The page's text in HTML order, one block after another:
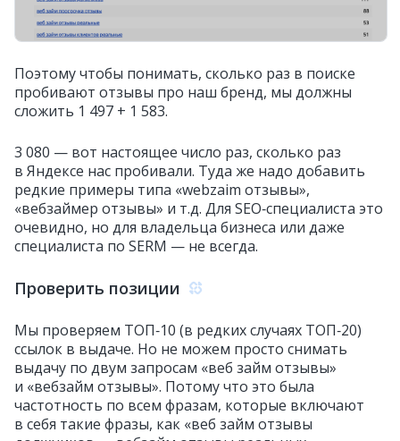
Поэтому чтобы понимать, сколько раз в поиске
пробивают отзывы про наш бренд, мы должны
сложить 1 497 + 1 583.
3 080 — вот настоящее число раз, сколько раз
в Яндексе нас пробивали. Туда же надо добавить
редкие примеры типа «webzaim отзывы»,
«вебзаймер отзывы» и т.д. Для SEO‑специалиста это
очевидно, но для владельца бизнеса или даже
специалиста по SERM — не всегда.
Проверить позиции
Мы проверяем ТОП‑10 (в редких случаях ТОП‑20)
ссылок в выдаче. Но не можем просто снимать
выдачу по двум запросам «веб займ отзывы»
и «вебзайм отзывы». Потому что это была
частотность по всем фразам, которые включают
в себя такие фразы, как «веб займ отзывы